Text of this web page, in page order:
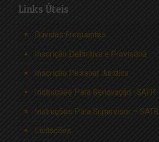
Links Úteis
Dúvidas Frequentes
Inscrição Definitiva e Provisória
Inscrição Pessoal Jurídica
Instruções Para Renovação -SATR
Instruções Para Supervisor – SATR
Licitações